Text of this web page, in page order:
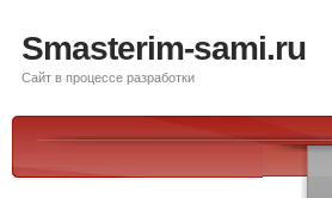
Smasterim-sami.ru
Сайт в процессе разработки